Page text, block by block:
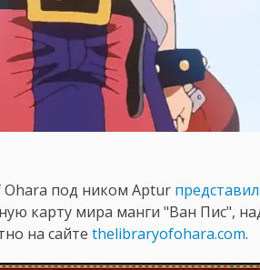
Ohara под ником Арtur представил
карту мира манги "Ван Пис",
на сайте thelibraryofohara.com.